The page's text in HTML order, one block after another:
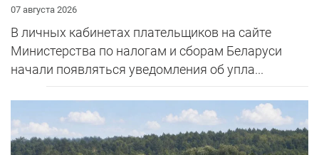
07 августа 2026
В личных кабинетах плательщиков на сайте
Министерства по налогам и сборам Беларуси
начали появляться уведомления об упла...